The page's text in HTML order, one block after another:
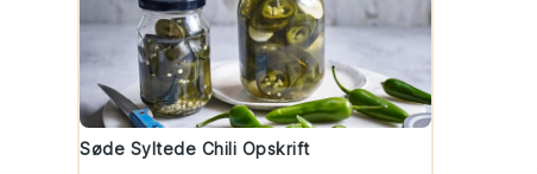
Søde Syltede Chili Opskrift